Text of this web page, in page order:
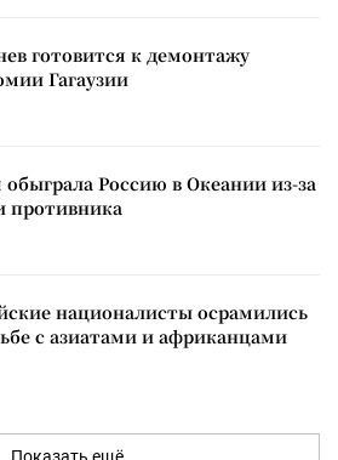
готовится к демонтажу
Гагаузии
обыграла Россию в Океании из-за
противника
националисты осрамились
с азиатами и африканцами